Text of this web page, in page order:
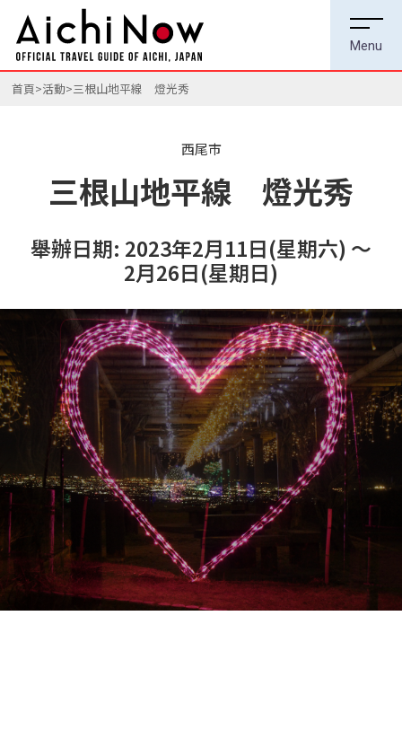
首頁 活動 三根山地平線 燈光秀
西尾市
三根山地平線 燈光秀
舉辦日期: 2023年2月11日(星期六) ～
2月26日(星期日)